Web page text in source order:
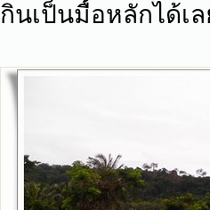
กินเป็นมื้อหลักได้เ